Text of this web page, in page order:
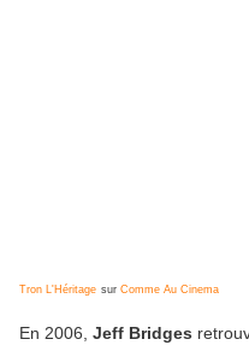
Tron L'Héritage sur Comme Au Cinema
En 2006, Jeff Bridges